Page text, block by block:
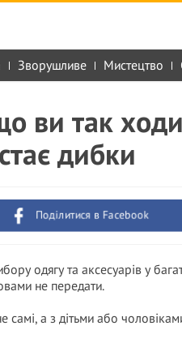
Зворушливе Мистецтво
ви так
дибки
Поділитися в Facebook
одягу та аксесуарів у
не передати.
а з дітьми або